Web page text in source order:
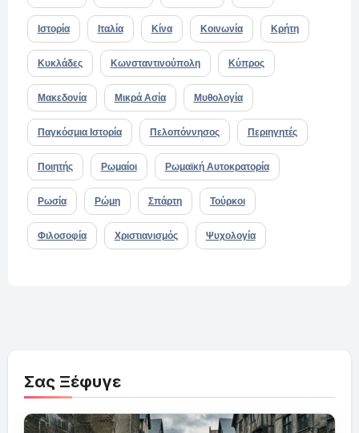
Ιστορία Ιταλία Κίνα Κοινωνία Κρήτη
Κυκλάδες Κωνσταντινούπολη Κύπρος
Μακεδονία Μικρά Ασία Μυθολογία
Παγκόσμια Ιστορία Πελοπόννησος Περιηγητές
Ποιητής Ρωμαίοι Ρωμαϊκή Αυτοκρατορία
Ρωσία Ρώμη Σπάρτη Τούρκοι
Φιλοσοφία Χριστιανισμός Ψυχολογία
Σας Ξέφυγε